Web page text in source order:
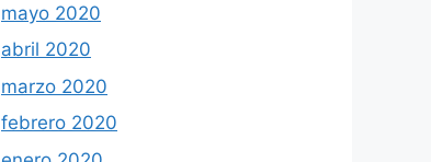
mayo 2020
abril 2020
marzo 2020
febrero 2020